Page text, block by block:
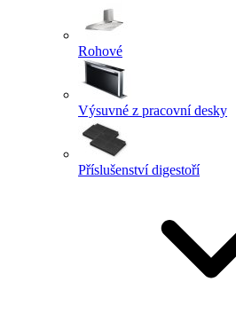
Rohové
Výsuvné z pracovní desky
Příslušenství digestoří